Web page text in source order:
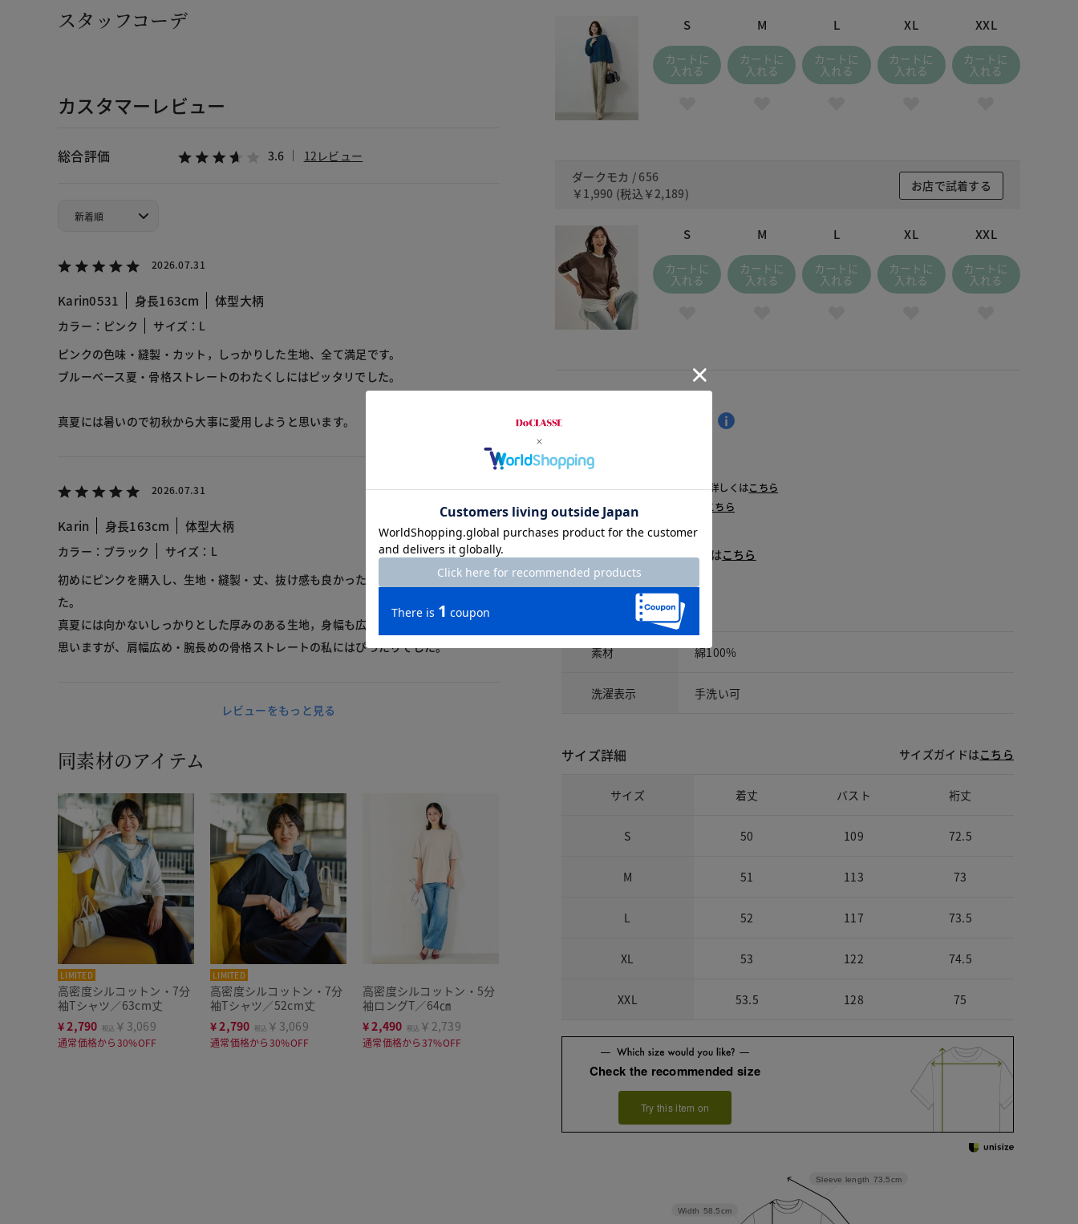
スタッフコーデ
カスタマーレビュー
総合評価 3.6 12レビュー
2026.07.31
Karin0531 身長163cm 体型大柄
カラー：ピンク
サイズ：L
ピンクの色味・縫製・カット，しっかりした生地、全て満足です。
ブルーベース夏・骨格ストレートのわたくしにはピッタリでした。
真夏には暑いので初秋から大事に愛用しようと思います。
2026.07.31
Karin 身長163cm 体型大柄
カラー：ブラック
サイズ：L
初めにピンクを購入し、生地・縫製・丈、抜け感も良かったので黒を追加購入しまし
た。
真夏には向かないしっかりとした厚みのある生地，身幅も広めなので着る人を選ぶと
思いますが、肩幅広め・腕長めの骨格ストレートの私にはぴったりでした。
レビューをもっと見る
同素材のアイテム
LIMITED
高密度シルコットン・7分
袖Tシャツ／63cm丈
¥2,790 税込 ￥3,069
通常価格から30%OFF
LIMITED
高密度シルコットン・7分
袖Tシャツ／52cm丈
¥2,790 税込 ￥3,069
通常価格から30%OFF
高密度シルコットン・5分
袖ロングT／64㎝
¥2,490 税込 ￥2,739
通常価格から37%OFF
S
カートに
入れる
M
カートに
入れる
L
カートに
入れる
XL
カートに
入れる
XXL
カートに
入れる
ダークモカ / 656
￥1,990 (税込 ￥2,189)
お店で試着する
S
カートに
入れる
M
カートに
入れる
L
カートに
入れる
XL
カートに
入れる
XXL
カートに
入れる
交換・返品はお気軽に！
～頃お届け：入荷次第、お届け。
再入荷予約：メールでお知らせ。詳しくはこちら
1週間前後でお届け： 詳しくは
こちら
商品についてのお問い合わせはこちら
素材 綿100%
洗濯表示 手洗い可
サイズ詳細 サイズガイドはこちら
サイズ 着丈 バスト 裄丈
S 50 109 72.5
M 51 113 73
L 52 117 73.5
XL 53 122 74.5
XXL 53.5 128 75
Check the recommended size
Try this item on
Sleeve length 73.5cm
Width 58.5cm